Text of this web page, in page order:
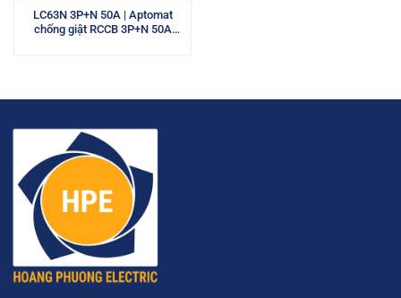
LC63N 3P+N 50A | Aptomat
chống giật RCCB 3P+N 50A